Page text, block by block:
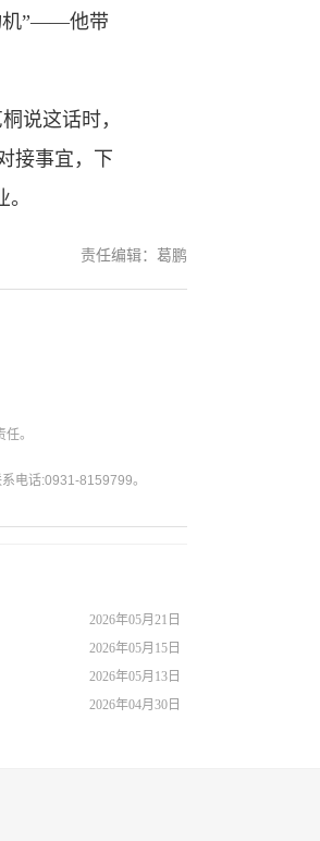
机”——他带
说这话时，
接事宜，下
责任编辑：葛鹏
。
电话:0931-8159799。
2026年05月21日
2026年05月15日
2026年05月13日
2026年04月30日